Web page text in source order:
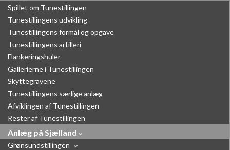
Spillet om Tunestillingen
Tunestillingens udvikling
Tunestillingens formål og opgave
Tunestillingens artilleri
Flankeringshuler
Gallerierne i Tunestillingen
Skyttegravene
Tunestillingens særlige anlæg
Afviklingen af Tunestillingen
Rester af Tunestillingen
Anlæg på Sjælland
Grønsundstillingen